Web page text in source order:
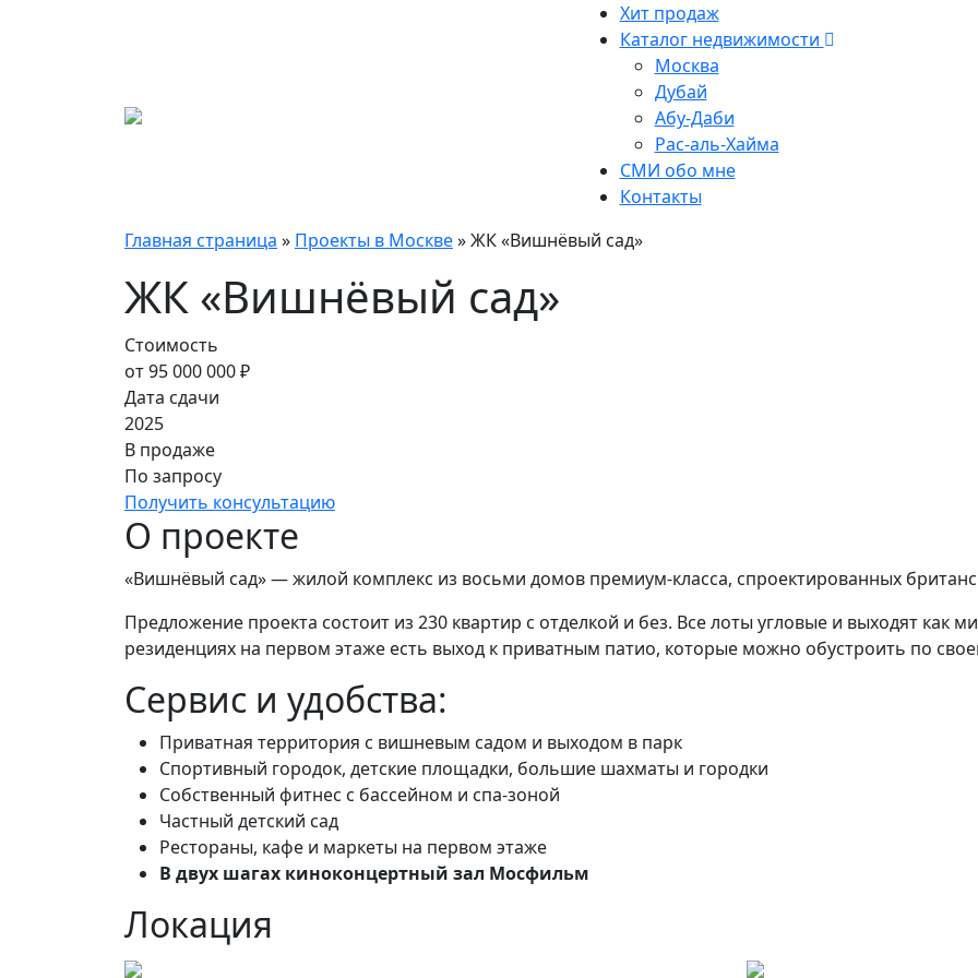
Хит продаж
Каталог недвижимости
Москва
Дубай
Абу-Даби
Рас-аль-Хайма
СМИ обо мне
Контакты
Главная страница » Проекты в Москве»ЖК «Вишнёвый сад»
ЖК «Вишнёвый сад»
Стоимость
от 95 000 000 ₽
Дата сдачи
2025
В продаже
По запросу
Получить консультацию
О проекте
«Вишнёвый сад» — жилой комплекс из восьми домов премиум-класса, спроектированных
Предложение проекта состоит из 230 квартир с отделкой и без. Все лоты угловые и выходят как
резиденциях на первом этаже есть выход к приватным патио, которые можно обустроить по
Сервис и удобства:
Приватная территория с вишневым садом и выходом в парк
Спортивный городок, детские площадки, большие шахматы и городки
Собственный фитнес с бассейном и спа-зоной
Частный детский сад
Рестораны, кафе и маркеты на первом этаже
В двух шагах киноконцертный зал Мосфильм
Локация